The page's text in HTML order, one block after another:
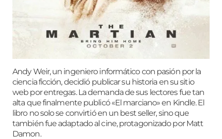
Andy Weir, un ingeniero informático con pasión por la
ciencia ficción, decidió publicar su historia en su sitio
web por entregas. La demanda de sus lectores fue tan
alta que finalmente publicó «El marciano» en Kindle. El
libro no solo se convirtió en un best seller, sino que
también fue adaptado al cine, protagonizado por Matt
Damon.